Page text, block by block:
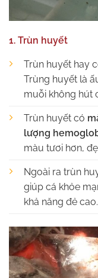
1. Trùn huyết
Trùn huyết hay
Trùng huyết là
muỗi không hút
Trùn huyết có
lượng
màu tươi hơn,
Ngoài ra trùn
giúp cá khỏe
khả năng đẻ cao.